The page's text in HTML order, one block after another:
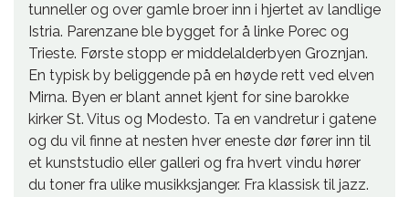
tunneller og over gamle broer inn i hjertet av landlige
Istria. Parenzane ble bygget for å linke Porec og
Trieste. Første stopp er middelalderbyen Groznjan.
En typisk by beliggende på en høyde rett ved elven
Mirna. Byen er blant annet kjent for sine barokke
kirker St. Vitus og Modesto. Ta en vandretur i gatene
og du vil finne at nesten hver eneste dør fører inn til
et kunststudio eller galleri og fra hvert vindu hører
du toner fra ulike musikksjanger. Fra klassisk til jazz.